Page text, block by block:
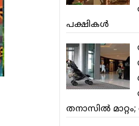
പക്ഷികള്‍
തനാസില്‍